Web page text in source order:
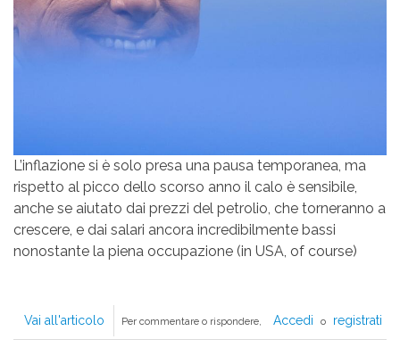
L’inflazione si è solo presa una pausa temporanea, ma
rispetto al picco dello scorso anno il calo è sensibile,
anche se aiutato dai prezzi del petrolio, che torneranno a
crescere, e dai salari ancora incredibilmente bassi
nonostante la piena occupazione (in USA, of course)
Vai all'articolo PAPI
È
Per commentare o rispondere, Accedi o registrati